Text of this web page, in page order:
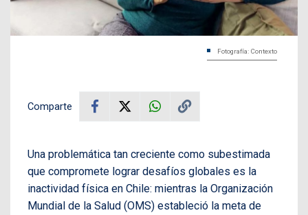
Fotografía: Contexto
Comparte
Una problemática tan creciente como subestimada
que compromete lograr desafíos globales es la
inactividad física en Chile: mientras la Organización
Mundial de la Salud (OMS) estableció la meta de